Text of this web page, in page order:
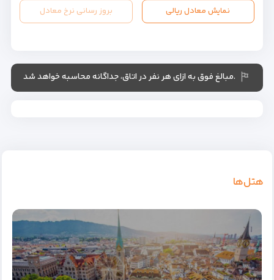
نمایش معادل ریالی بروز رسانی نرخ معادل
.مبالغ فوق به ازای هر نفر در اتاق، جداگانه محاسبه خواهد شد
هتل‌ها